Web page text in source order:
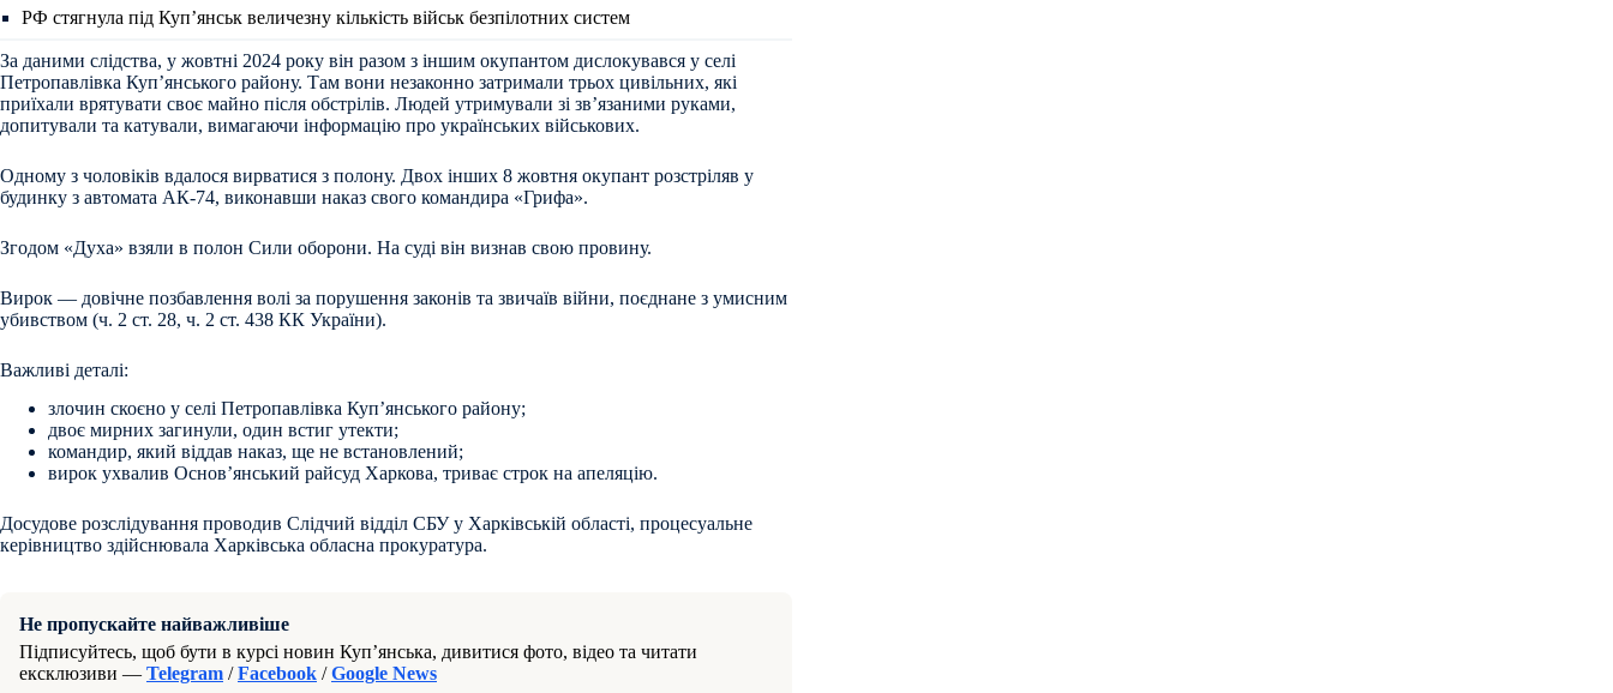
РФ стягнула під Куп’янськ величезну кількість військ безпілотних систем
За даними слідства, у жовтні 2024 року він разом з іншим окупантом дислокувався у селі
Петропавлівка Куп’янського району. Там вони незаконно затримали трьох цивільних, які
приїхали врятувати своє майно після обстрілів. Людей утримували зі зв’язаними руками,
допитували та катували, вимагаючи інформацію про українських військових.
Одному з чоловіків вдалося вирватися з полону. Двох інших 8 жовтня окупант розстріляв у
будинку з автомата АК-74, виконавши наказ свого командира «Грифа».
Згодом «Духа» взяли в полон Сили оборони. На суді він визнав свою провину.
Вирок — довічне позбавлення волі за порушення законів та звичаїв війни, поєднане з умисним
убивством (ч. 2 ст. 28, ч. 2 ст. 438 КК України).
Важливі деталі:
злочин скоєно у селі Петропавлівка Куп’янського району;
двоє мирних загинули, один встиг утекти;
командир, який віддав наказ, ще не встановлений;
вирок ухвалив Основ’янський райсуд Харкова, триває строк на апеляцію.
Досудове розслідування проводив Слідчий відділ СБУ у Харківській області, процесуальне
керівництво здійснювала Харківська обласна прокуратура.
Не пропускайте найважливіше
Підписуйтесь, щоб бути в курсі новин Куп’янська, дивитися фото, відео та читати
ексклюзиви — Telegram /Facebook /Google News